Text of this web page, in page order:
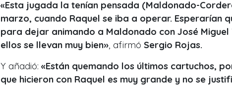
«Esta jugada la tenían pensada (Maldonado-
marzo, cuando Raquel se iba a operar. Esperarían
para dejar animando a Maldonado con José Miguel
ellos se llevan muy bien» , afirmó Sergio Rojas.
Y añadió: «Están quemando los últimos cartuchos,
que hicieron con Raquel es muy grande y no se